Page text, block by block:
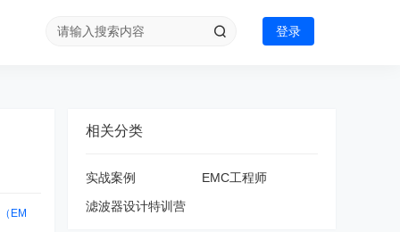
登录
EM
相关分类
实战案例
EMC工程师
滤波器设计特训营